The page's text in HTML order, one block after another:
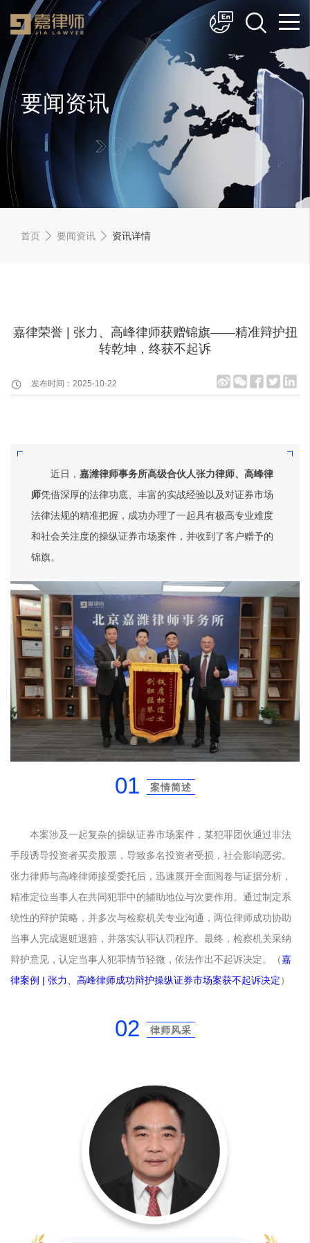
简体中文
English
要闻资讯
首页 要闻资讯 资讯详情
嘉律荣誉 | 张力、高峰律师获赠锦旗——精准辩护扭
转乾坤，终获不起诉
发布时间：2025-10-22
近日， 嘉潍律师事务所高级合伙人张力律师、高峰律
师凭借深厚的法律功底、丰富的实战经验以及对证券市场
法律法规的精准把握，成功办理了一起具有极高专业难度
和社会关注度的操纵证券市场案件，并收到了客户赠予的
锦旗。
01 案情简述
本案涉及一起复杂的操纵证券市场案件，某犯罪团伙通过非法
手段诱导投资者买卖股票，导致多名投资者受损，社会影响恶劣。
张力律师与高峰律师接受委托后，迅速展开全面阅卷与证据分析，
精准定位当事人在共同犯罪中的辅助地位与次要作用。通过制定系
统性的辩护策略，并多次与检察机关专业沟通，两位律师成功协助
当事人完成退赃退赔，并落实认罪认罚程序。最终，检察机关采纳
辩护意见，认定当事人犯罪情节轻微，依法作出不起诉决定。
（嘉
律案例 | 张力、高峰律师成功辩护操纵证券市场案获不起诉决定）
02 律师风采